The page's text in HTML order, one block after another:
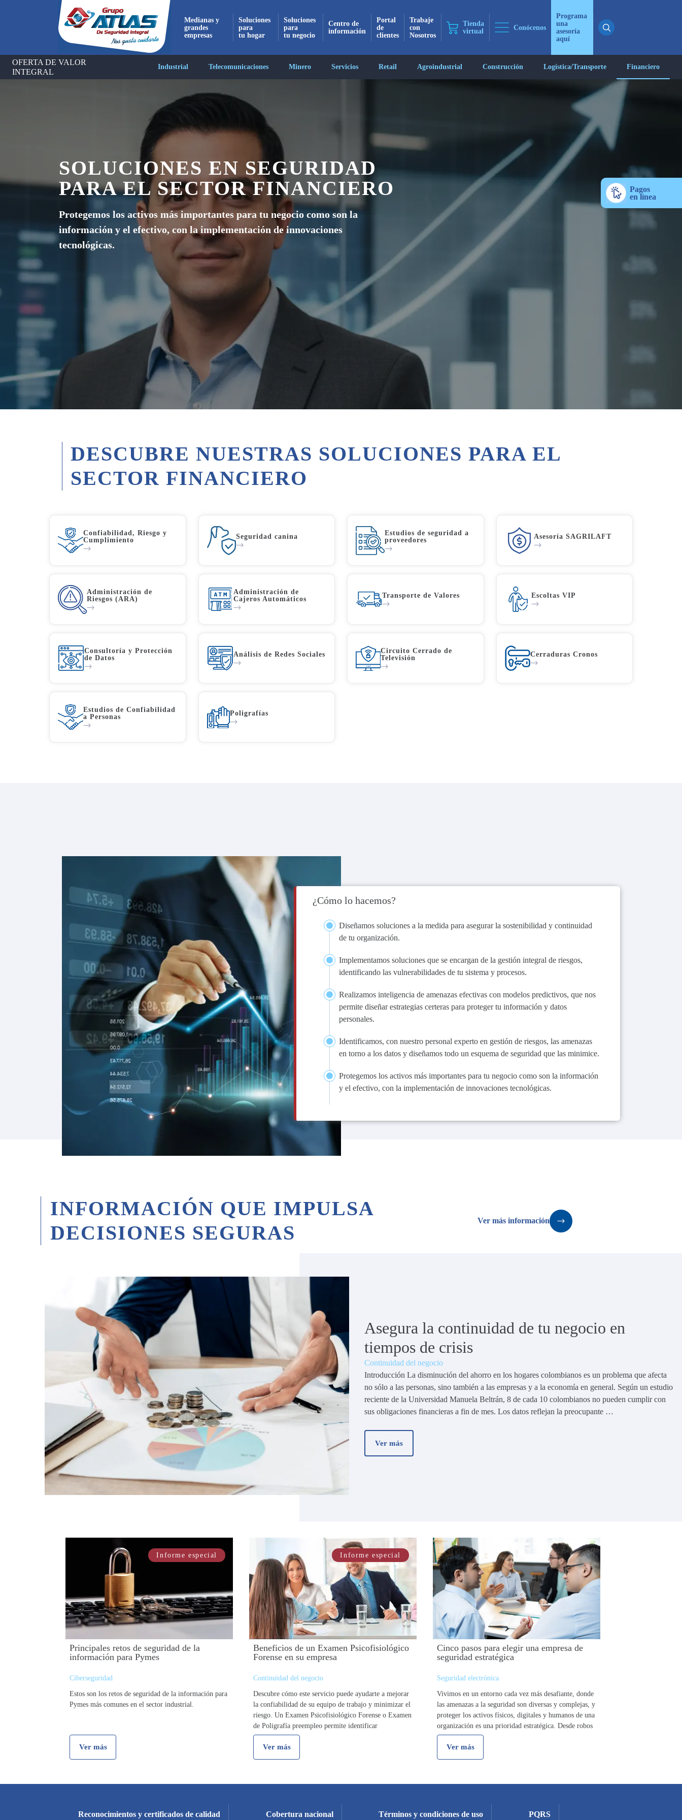
Medianas y
grandes
empresas
Soluciones
para
tu hogar
Soluciones
para
tu negocio
Centro de
información
Portal
de
clientes
Trabaje
con
Nosotros
Tienda
virtual
Conócenos
Programa
una
asesoría
aquí
OFERTA DE VALOR
INTEGRAL
Industrial Telecomunicaciones Minero Servicios Retail Agroindustrial Construcción Logística/Transporte Financiero
SOLUCIONES EN SEGURIDAD
PARA EL SECTOR FINANCIERO
Protegemos los activos más importantes para tu negocio como son la
información y el efectivo, con la implementación de innovaciones
tecnológicas.
DESCUBRE NUESTRAS SOLUCIONES PARA EL
SECTOR FINANCIERO
Confiabilidad, Riesgo y
Cumplimiento​
Seguridad canina
Estudios de seguridad a
proveedores
Asesoría SAGRILAFT
Administración de
Riesgos (ARA)
Administración de
Cajeros Automáticos
Transporte de Valores Escoltas VIP
Consultoría y Protección
de Datos
Análisis de Redes Sociales
Circuito Cerrado de
Televisión
Cerraduras Cronos
Estudios de Confiabilidad
a Personas
Poligrafías
¿Cómo lo hacemos?
Diseñamos soluciones a la medida para asegurar la sostenibilidad y continuidad
de tu organización.
Implementamos soluciones que se encargan de la gestión integral de riesgos,
identificando las vulnerabilidades de tu sistema y procesos.
Realizamos inteligencia de amenazas efectivas con modelos predictivos, que nos
permite diseñar estrategias certeras para proteger tu información y datos
personales.
Identificamos, con nuestro personal experto en gestión de riesgos, las amenazas
en torno a los datos y diseñamos todo un esquema de seguridad que las minimice.
Protegemos los activos más importantes para tu negocio como son la información
y el efectivo, con la implementación de innovaciones tecnológicas.
INFORMACIÓN QUE IMPULSA
DECISIONES SEGURAS
Ver más información
Asegura la continuidad de tu negocio en
tiempos de crisis
Continuidad del negocio
Introducción La disminución del ahorro en los hogares colombianos es un problema que afecta
no sólo a las personas, sino también a las empresas y a la economía en general. Según un estudio
reciente de la Universidad Manuela Beltrán, 8 de cada 10 colombianos no pueden cumplir con
sus obligaciones financieras a fin de mes. Los datos reflejan la preocupante …
Ver más
Informe especial
Principales retos de seguridad de la
información para Pymes
Ciberseguridad
Estos son los retos de seguridad de la información para
Pymes más comunes en el sector industrial.
Ver más
Informe especial
Beneficios de un Examen Psicofisiológico
Forense en su empresa
Continuidad del negocio
Descubre cómo este servicio puede ayudarte a mejorar
la confiabilidad de su equipo de trabajo y minimizar el
riesgo. Un Examen Psicofisiológico Forense o Examen
de Poligrafía preempleo permite identificar
características generales de un candidato para su
empresa, relacionadas con: …
Ver más
Cinco pasos para elegir una empresa de
seguridad estratégica
Seguridad electrónica
Vivimos en un entorno cada vez más desafiante, donde
las amenazas a la seguridad son diversas y complejas, y
proteger los activos físicos, digitales y humanos de una
organización es una prioridad estratégica. Desde robos
hasta otros incidentes críticos que …
Ver más
Reconocimientos y certificados de calidad Cobertura nacional Términos y condiciones de uso PQRS
Pagos
en línea
¡Suscrito exitosamente!
Ahora recibirás todas nuestras actualizaciones y noticias
directamente en tu bandeja de entrada. ¡No te pierdas ninguna